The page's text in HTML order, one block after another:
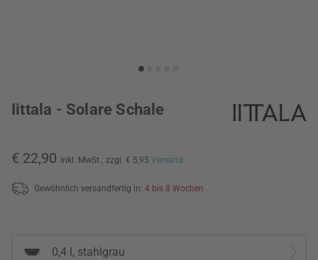
Iittala - Solare Schale
€ 22,90 inkl. MwSt., zzgl. € 5,95 Versand
Gewöhnlich versandfertig in: 4 bis 8 Wochen
0,4 l, stahlgrau